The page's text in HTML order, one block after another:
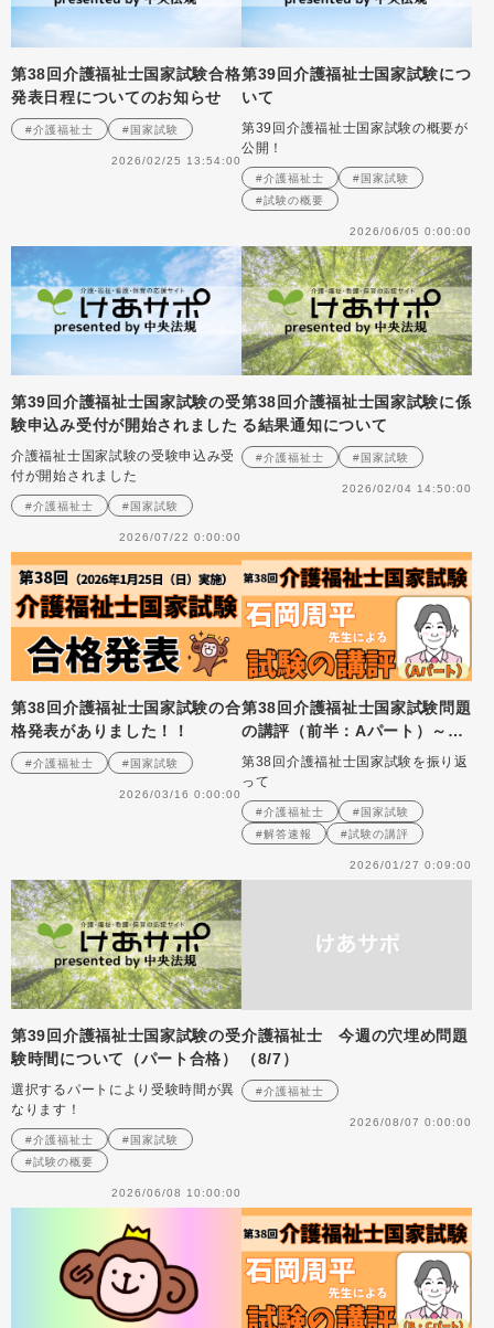
第38回介護福祉士国家試験合格
発表日程についてのお知らせ
#介護福祉士 #国家試験
2026/02/25 13:54:00
第39回介護福祉士国家試験につ
いて
第39回介護福祉士国家試験の概要が
公開！
#介護福祉士
#国家試験
#試験の概要
2026/06/05 0:00:00
第39回介護福祉士国家試験の受
験申込み受付が開始されました
介護福祉士国家試験の受験申込み受
付が開始されました
#介護福祉士 #国家試験
2026/07/22 0:00:00
第38回介護福祉士国家試験に係
る結果通知について
#介護福祉士 #国家試験
2026/02/04 14:50:00
第38回介護福祉士国家試験の合
格発表がありました！！
#介護福祉士 #国家試験
2026/03/16 0:00:00
第38回介護福祉士国家試験問題
の講評（前半：Aパート）～パ
ート合格がスタートしました
第38回介護福祉士国家試験を振り返
って
#介護福祉士
#国家試験
#解答速報
#試験の講評
2026/01/27 0:09:00
第39回介護福祉士国家試験の受
験時間について（パート合格）
選択するパートにより受験時間が異
なります！
#介護福祉士
#国家試験
#試験の概要
2026/06/08 10:00:00
介護福祉士 今週の穴埋め問題
（8/7）
#介護福祉士
2026/08/07 0:00:00